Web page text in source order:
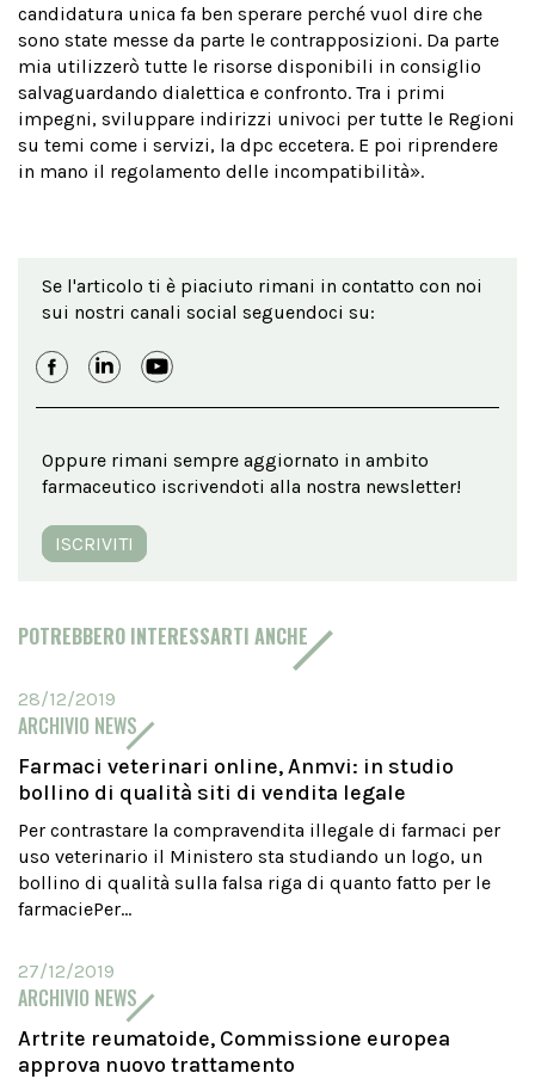
candidatura unica fa ben sperare perché vuol dire che
sono state messe da parte le contrapposizioni. Da parte
mia utilizzerò tutte le risorse disponibili in consiglio
salvaguardando dialettica e confronto. Tra i primi
impegni, sviluppare indirizzi univoci per tutte le Regioni
su temi come i servizi, la dpc eccetera. E poi riprendere
in mano il regolamento delle incompatibilità».
Se l'articolo ti è piaciuto rimani in contatto con noi
sui nostri canali social seguendoci su:
Oppure rimani sempre aggiornato in ambito
farmaceutico iscrivendoti alla nostra newsletter!
ISCRIVITI
POTREBBERO INTERESSARTI ANCHE
28/12/2019
ARCHIVIO NEWS
Farmaci veterinari online, Anmvi: in studio
bollino di qualità siti di vendita legale
Per contrastare la compravendita illegale di farmaci per
uso veterinario il Ministero sta studiando un logo, un
bollino di qualità sulla falsa riga di quanto fatto per le
farmaciePer...
27/12/2019
ARCHIVIO NEWS
Artrite reumatoide, Commissione europea
approva nuovo trattamento